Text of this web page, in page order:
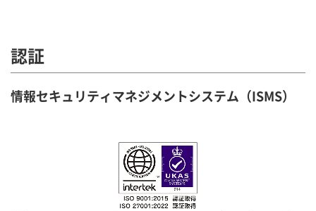
認証
情報セキュリティマネジメントシステム（ISMS）